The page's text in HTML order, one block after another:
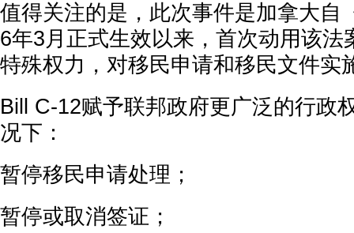
值得关注的是，此次事件是加拿大自
6年3月正式生效以来，首次动用该法
特殊权力，对移民申请和移民文件实
Bill C-12赋予联邦政府更广泛的行政
况下：
暂停移民申请处理；
暂停或取消签证；